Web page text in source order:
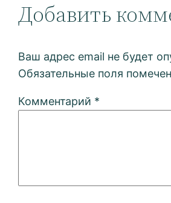
Добавить
Ваш адрес email не будет
Обязательные поля
Комментарий *